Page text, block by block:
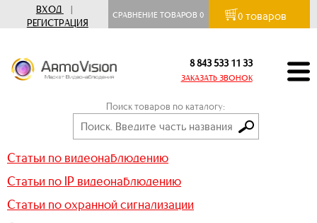
ВХОД
|
РЕГИСТРАЦИЯ
СРАВНЕНИЕ ТОВАРОВ0 0 товаров
8 843 533 11 33
ЗАКАЗАТЬ ЗВОНОК
Поиск товаров по каталогу:
Статьи по видеонаблюдению
Статьи по IP видеонаблюдению
Статьи по охранной сигнализации